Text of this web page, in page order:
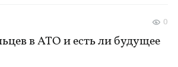
в АТО и есть ли будущее
0